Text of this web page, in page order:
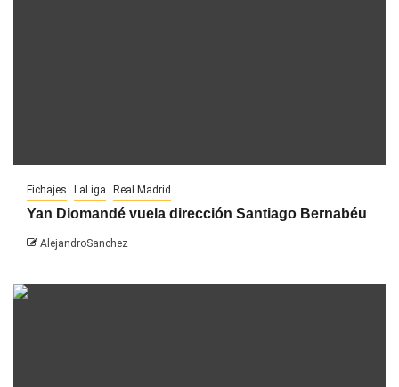
Fichajes LaLiga Real Madrid
Yan Diomandé vuela dirección Santiago Bernabéu
AlejandroSanchez